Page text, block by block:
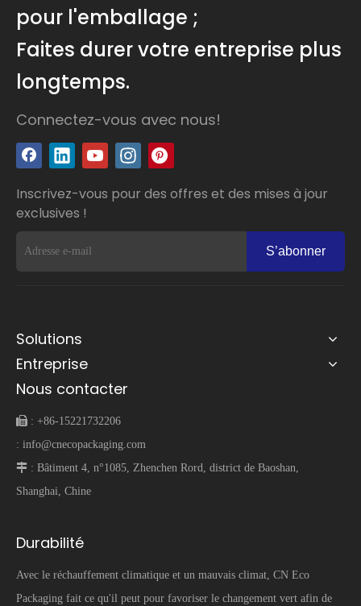
pour l'emballage ;
Faites durer votre entreprise plus
longtemps.
Connectez-vous avec nous!
Inscrivez-vous pour des offres et des mises à jour
exclusives !
S’abonner
Solutions
Entreprise
Nous contacter
 : +86-15221732206
: info@cnecopackaging.com
 : Bâtiment 4, n°1085, Zhenchen Rord, district de Baoshan,
Shanghai, Chine
Durabilité
Avec le réchauffement climatique et un mauvais climat, CN Eco
Packaging fait ce qu'il peut pour favoriser le changement vert afin de